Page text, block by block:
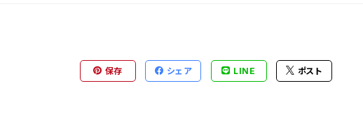
保存 シェア LINE ポスト